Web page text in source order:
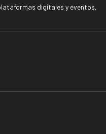
digitales y eventos,